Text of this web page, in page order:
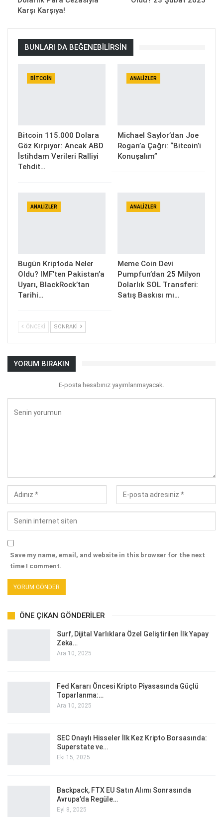
Karşı Karşıya!
BUNLARI DA BEĞENEBILIRSIN
BITCOIN
Bitcoin 115.000 Dolara
Göz Kırpıyor: Ancak ABD
İstihdam Verileri Ralliyi
Tehdit…
ANALIZLER
Michael Saylor’dan Joe
Rogan’a Çağrı: “Bitcoin’i
Konuşalım”
ANALIZLER
Bugün Kriptoda Neler
Oldu? IMF’ten Pakistan’a
Uyarı, BlackRock’tan
Tarihi…
ANALIZLER
Meme Coin Devi
Pumpfun’dan 25 Milyon
Dolarlık SOL Transferi:
Satış Baskısı mı…
ÖNCEKI SONRAKI
YORUM BIRAKIN
E-posta hesabınız yayımlanmayacak.
Save my name, email, and website in this browser for the next
time I comment.
ÖNE ÇIKAN GÖNDERILER
Surf, Dijital Varlıklara Özel Geliştirilen İlk Yapay
Zeka…
Ara 10, 2025
Fed Kararı Öncesi Kripto Piyasasında Güçlü
Toparlanma:…
Ara 10, 2025
SEC Onaylı Hisseler İlk Kez Kripto Borsasında:
Superstate ve…
Eki 15, 2025
Backpack, FTX EU Satın Alımı Sonrasında
Avrupa’da Regüle…
Eyl 8, 2025